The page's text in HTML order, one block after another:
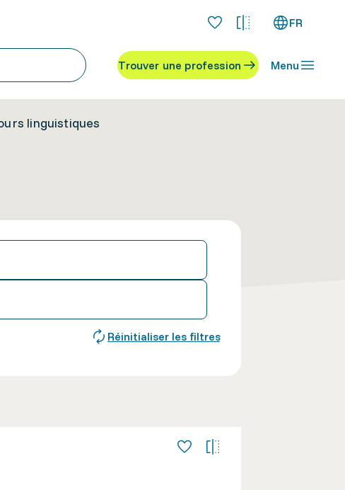
FR
Trouver une profession Menu
linguistiques
Réinitialiser les filtres